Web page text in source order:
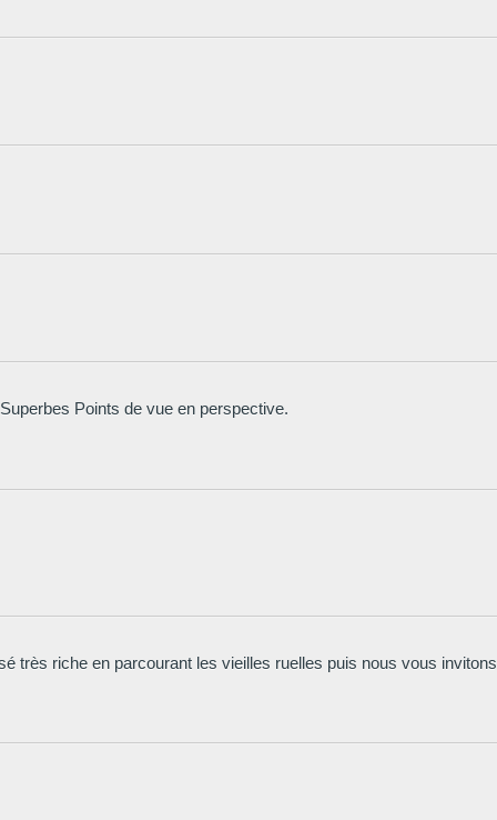
Points de vue en perspective.
très riche en parcourant les vieilles ruelles puis nous vous